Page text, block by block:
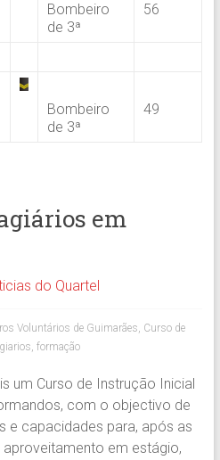
Bombeiro
de 3ª
56
Bombeiro
de 3ª
49
em
do Quartel
Voluntários de Guimarães, Curso de
, formação
um Curso de Instrução Inicial
com o objectivo de
e capacidades para, após as
em estágio,